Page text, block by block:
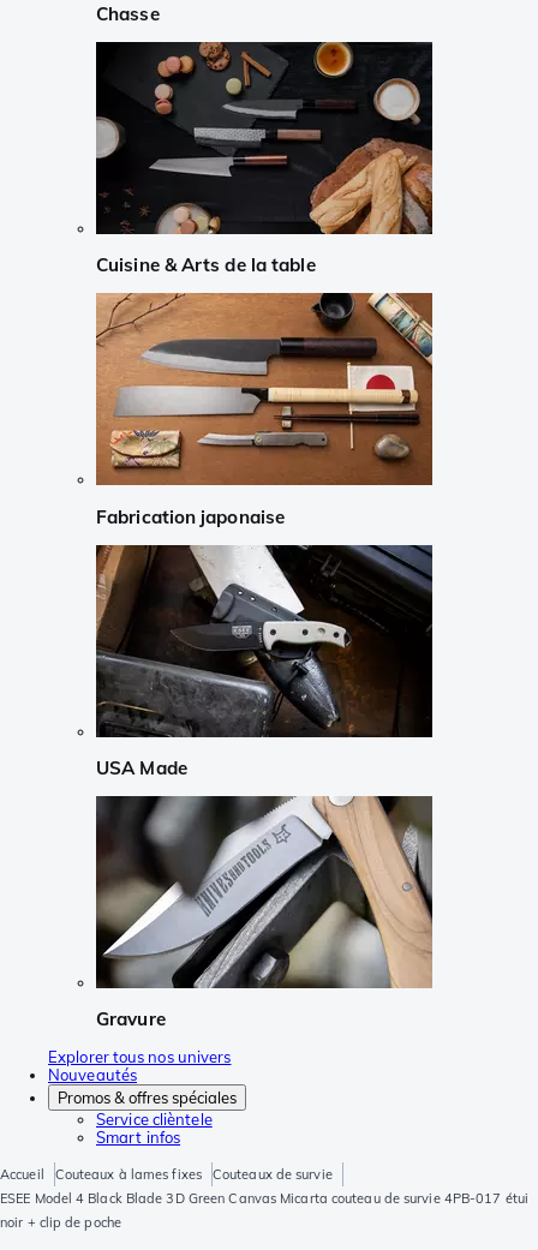
Chasse
Cuisine & Arts de la table
Fabrication japonaise
USA Made
Gravure
Explorer tous nos univers
Nouveautés
Promos & offres spéciales
Service clièntele
Smart infos
Accueil Couteaux à lames fixes
Couteaux de survie
ESEE Model 4 Black Blade 3D Green Canvas Micarta couteau de survie 4PB-017 étui
noir + clip de poche